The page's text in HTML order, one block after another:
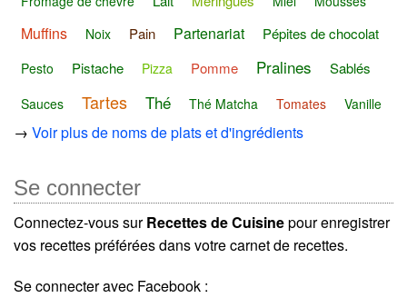
Muffins Noix Pain Partenariat Pépites de chocolat
Pesto Pistache Pizza Pomme Pralines Sablés
Sauces Tartes Thé Thé Matcha Tomates Vanille
→ Voir plus de noms de plats et d'ingrédients
Se connecter
Connectez-vous surRecettes de Cuisinepour enregistrer
vos recettes préférées dans votre carnet de recettes.
Se connecter avec Facebook :